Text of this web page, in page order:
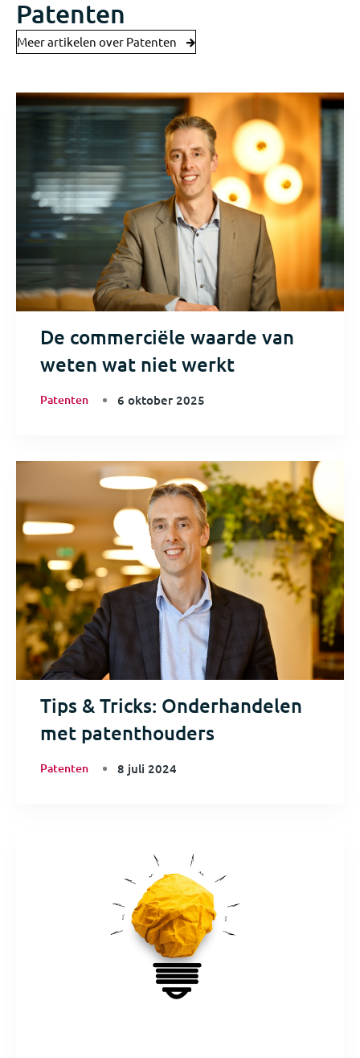
Patenten
Meer artikelen over Patenten
De commerciële waarde van
weten wat niet werkt
Patenten 6 oktober 2025
Tips & Tricks: Onderhandelen
met patenthouders
Patenten 8 juli 2024